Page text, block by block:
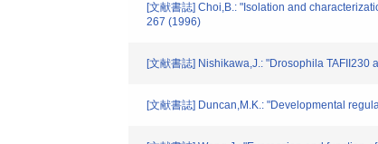
[文献書誌] Choi,B.: "Isolation and
267 (1996)
[文献書誌] Nishikawa,J.: "Drosophila
[文献書誌] Duncan,M.K.: "Developmental